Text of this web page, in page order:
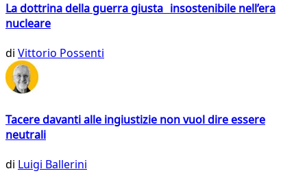
La dottrina della guerra giusta insostenibile nell’era
nucleare
di Vittorio Possenti
Tacere davanti alle ingiustizie non vuol dire essere
neutrali
di Luigi Ballerini